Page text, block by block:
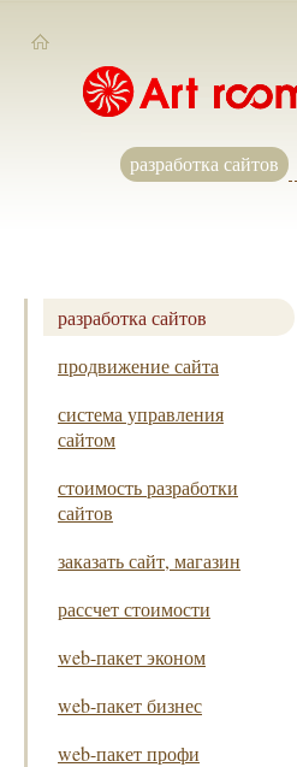
разработка сайтов
разработка сайтов
продвижение сайта
система управления
сайтом
стоимость разработки
сайтов
заказать сайт, магазин
рассчет стоимости
web-пакет эконом
web-пакет бизнес
web-пакет профи